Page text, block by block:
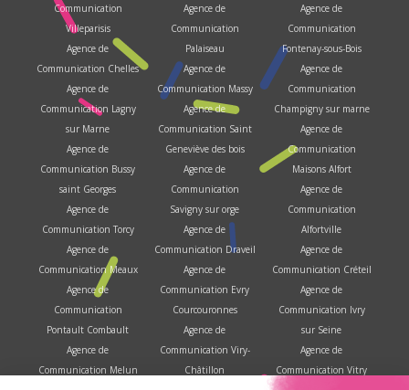
Communication
Villeparisis
Agence de
Communication Chelles
Agence de
Communication Lagny
sur Marne
Agence de
Communication Bussy
saint Georges
Agence de
Communication Torcy
Agence de
Communication Meaux
Agence de
Communication
Pontault Combault
Agence de
Communication Melun
Agence de
Communication
Palaiseau
Agence de
Communication Massy
Agence de
Communication Saint
Geneviève des bois
Agence de
Communication
Savigny sur orge
Agence de
Communication Draveil
Agence de
Communication Evry
Courcouronnes
Agence de
Communication Viry-
Châtillon
Agence de
Communication
Fontenay-sous-Bois
Agence de
Communication
Champigny sur marne
Agence de
Communication
Maisons Alfort
Agence de
Communication
Alfortville
Agence de
Communication Créteil
Agence de
Communication Ivry
sur Seine
Agence de
Communication Vitry